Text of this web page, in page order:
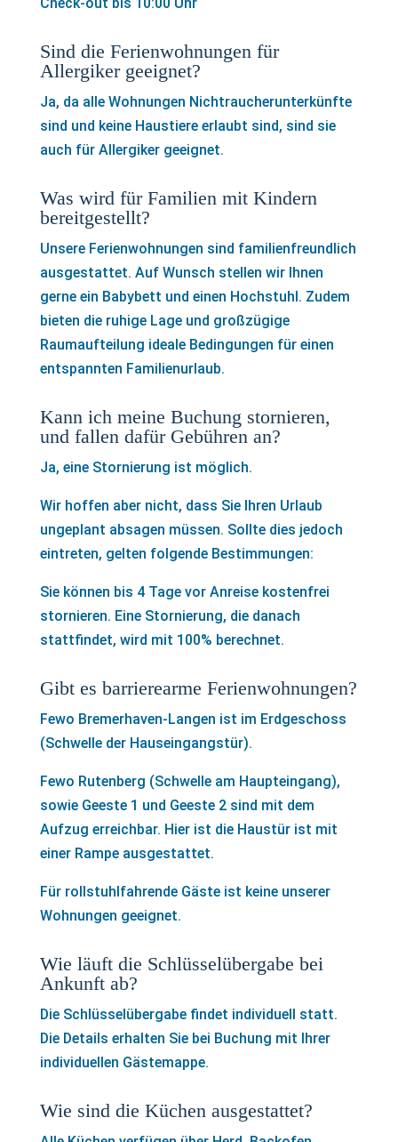
Sind die Ferienwohnungen für
Allergiker geeignet?
Ja, da alle Wohnungen Nichtraucherunterkünfte
sind und keine Haustiere erlaubt sind, sind sie
auch für Allergiker geeignet.
Was wird für Familien mit Kindern
bereitgestellt?
Unsere Ferienwohnungen sind familienfreundlich
ausgestattet. Auf Wunsch stellen wir Ihnen
gerne ein Babybett und einen Hochstuhl. Zudem
bieten die ruhige Lage und großzügige
Raumaufteilung ideale Bedingungen für einen
entspannten Familienurlaub.
Kann ich meine Buchung stornieren,
und fallen dafür Gebühren an?
Ja, eine Stornierung ist möglich.
Wir hoffen aber nicht, dass Sie Ihren Urlaub
ungeplant absagen müssen. Sollte dies jedoch
eintreten, gelten folgende Bestimmungen:
Sie können bis 4 Tage vor Anreise kostenfrei
stornieren. Eine Stornierung, die danach
stattfindet, wird mit 100% berechnet.
Gibt es barrierearme Ferienwohnungen?
Fewo Bremerhaven-Langen ist im Erdgeschoss
(Schwelle der Hauseingangstür).
Fewo Rutenberg (Schwelle am Haupteingang),
sowie Geeste 1 und Geeste 2 sind mit dem
Aufzug erreichbar. Hier ist die Haustür ist mit
einer Rampe ausgestattet.
Für rollstuhlfahrende Gäste ist keine unserer
Wohnungen geeignet.
Wie läuft die Schlüsselübergabe bei
Ankunft ab?
Die Schlüsselübergabe findet individuell statt.
Die Details erhalten Sie bei Buchung mit Ihrer
individuellen Gästemappe.
Wie sind die Küchen ausgestattet?